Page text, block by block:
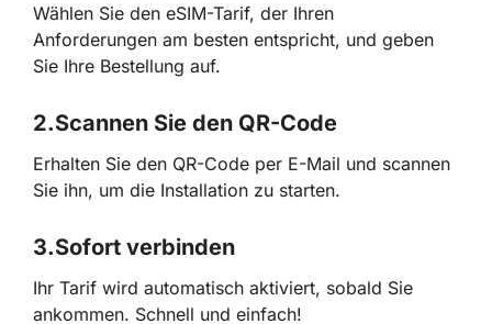
Wählen Sie den eSIM-Tarif, der Ihren
Anforderungen am besten entspricht, und geben
Sie Ihre Bestellung auf.
2.Scannen Sie den QR-Code
Erhalten Sie den QR-Code per E-Mail und scannen
Sie ihn, um die Installation zu starten.
3.Sofort verbinden
Ihr Tarif wird automatisch aktiviert, sobald Sie
ankommen. Schnell und einfach!